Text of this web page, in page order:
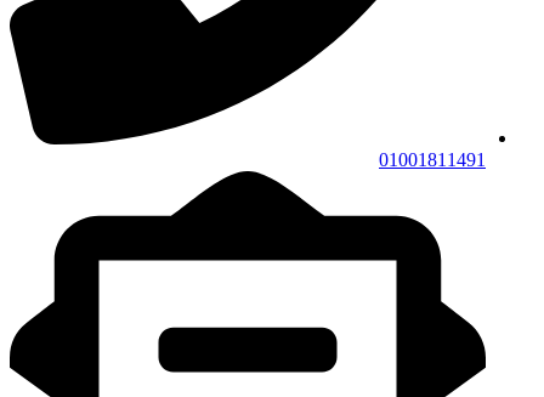
01001811491